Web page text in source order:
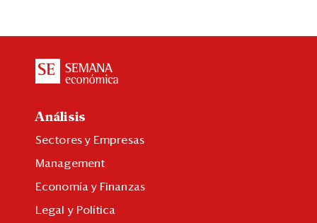
Análisis
Sectores y Empresas
Management
Economía y Finanzas
Legal y Política